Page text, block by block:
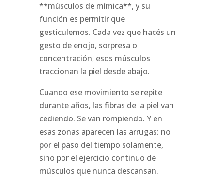
**músculos de mímica**, y su
función es permitir que
gesticulemos. Cada vez que hacés un
gesto de enojo, sorpresa o
concentración, esos músculos
traccionan la piel desde abajo.
Cuando ese movimiento se repite
durante años, las fibras de la piel van
cediendo. Se van rompiendo. Y en
esas zonas aparecen las arrugas: no
por el paso del tiempo solamente,
sino por el ejercicio continuo de
músculos que nunca descansan.